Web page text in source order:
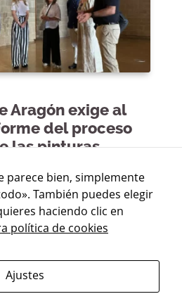
Aragón exige al
del proceso
las pinturas
Vaquero advierte al MNAC
su regreso
parece bien, simplemente
También puedes elegir
haciendo clic en
política de cookies
Ajustes